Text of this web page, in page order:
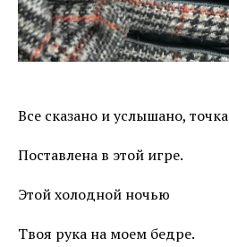
Все сказано и услышано, точка
Поставлена в этой игре.
Этой холодной ночью
Твоя рука на моем бедре.